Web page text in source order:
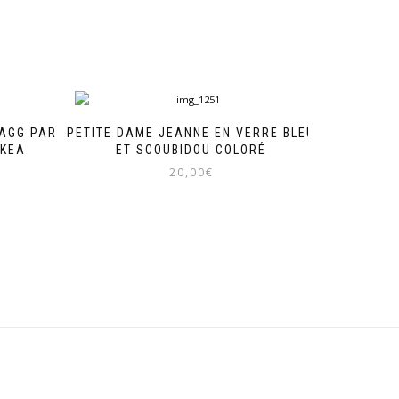
PAR
PETITE DAME JEANNE EN VERRE BLEU
ET SCOUBIDOU COLORÉ
20,00€